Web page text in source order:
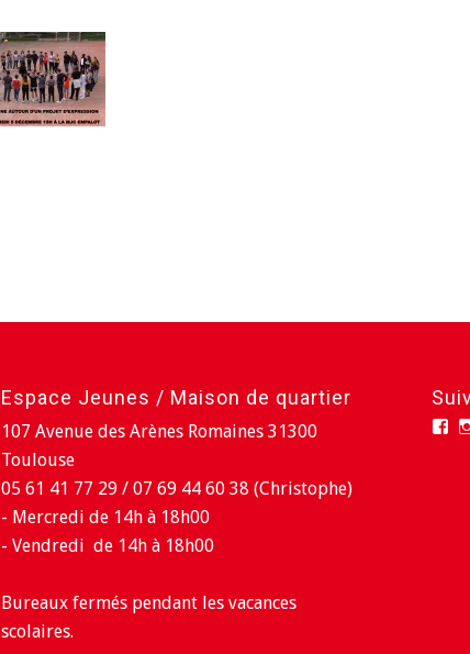
Espace Jeunes / Maison de quartier
107 Avenue des Arènes Romaines 31300
Toulouse
05 61 41 77 29 / 07 69 44 60 38 (Christophe)
- Mercredi de 14h à 18h00
- Vendredi de 14h à 18h00
Bureaux fermés pendant les vacances
scolaires.